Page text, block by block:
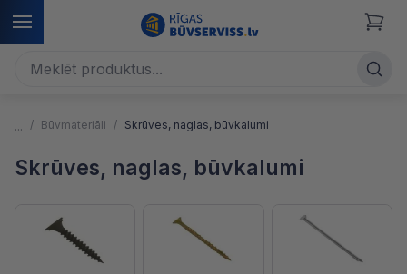
Būvmateriāli Skrūves, naglas, būvkalumi
Skrūves, naglas, būvkalumi